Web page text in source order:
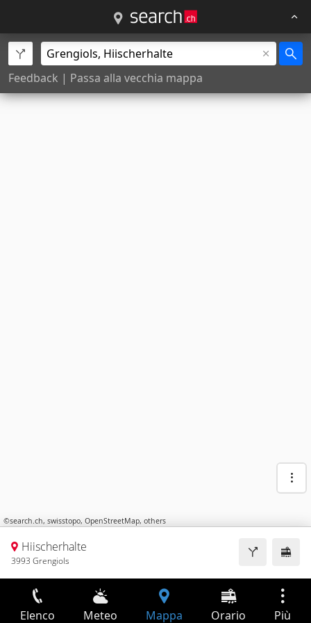
Feedback | Passa alla vecchia mappa
©search.ch, swisstopo, OpenStreetMap, others
Hiischerhalte
3993 Grengiols
Elenco Meteo Mappa Orario Più